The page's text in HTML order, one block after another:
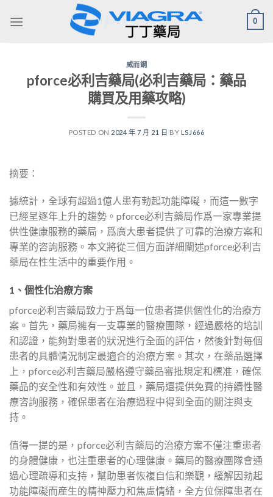
0
威而鋼
pforce必利吉藥局(必利吉藥局：藥品
購買及用藥攻略)
POSTED ON 2024 年 7 月 21 日 BY LSJ666
摘要：
據統計，全球有超過1億人患有勃起功能障礙，而這一數字
已經呈逐年上升的趨勢。pforce必利吉藥局作爲一家專業提
供性健康服務的藥局，爲廣大患者提供了可靠的治療方案和
專業的咨詢服務。本文將從三個方面詳細闡述pforce必利吉
藥局在性生活中的重要作用。
1、個性化治療方案
pforce必利吉藥局致力于爲每一位患者提供個性化的治療方
案。首先，藥局擁有一支專業的醫療團隊，經過嚴格的培訓
和認證，能夠對患者的狀況進行全面的評估，然後針對每個
患者的具體情況制定最適合的治療方案。其次，在藥品選擇
上，pforce必利吉藥局嚴格遵守藥品審批規定和標准，確保
藥品的安全性和有效性。並且，藥局還提供免費的持續性醫
療咨詢服務，確保患者在治療過程中得到全面的關注與支
持。
值得一提的是，pforce必利吉藥局的治療方案不僅注重患者
的身體健康，也注重患者的心理健康。藥局的醫療團隊會通
過心理疏導和支持，幫助患者恢複自信和樂觀，緩解因勃起
功能障礙而産生的精神壓力和焦慮情緒，全方位保障患者在